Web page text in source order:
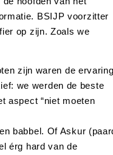
BSIJP voorzitter
op zijn. Zoals we
zijn waren de
we werden de beste
aspect “niet moeten
babbel. Of Askur
érg hard van de